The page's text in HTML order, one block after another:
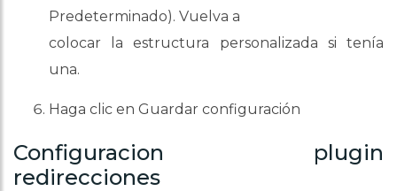
Predeterminado). Vuelva a
colocar la estructura personalizada si tenía
una.
Haga clic en Guardar configuración
Configuracion plugin
redirecciones